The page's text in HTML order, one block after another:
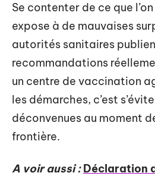
Se contenter de ce que
expose à de mauvaises
autorités sanitaires
recommandations
un centre de vaccination
les démarches, c’est
déconvenues au moment
frontière.
A voir aussi : Déclaration